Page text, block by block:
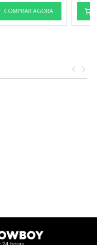
COMPRAR AGORA